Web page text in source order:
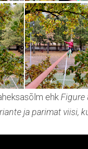
ehk Figure
ja parimat viisi,